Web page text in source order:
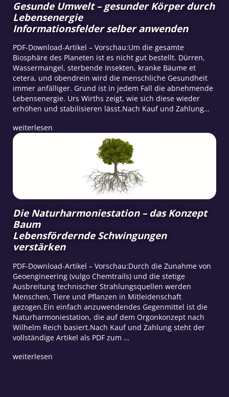
Gesunde Umwelt – gesunder Körper durch
Lebensenergie
Informationsfelder selber anwenden
PDF-Download-Artikel – Vorschau:Um die gesamte
Biosphäre des Planeten ist es nicht gut bestellt. Dürren,
Wassermangel, sterbende Insekten, kranke Bäume et
cetera, und obendrein wird die menschliche Gesundheit
immer anfälliger. Grund ist in jedem Fall die abnehmende
Lebensenergie. Urs Wirths zeigt, wie sich diese wieder
erhöhen und stabilisieren lässt.Nach Kauf und Zahlung…
weiterlesen
Die Naturharmoniestation – das Konzept
Baum
Lebensfördernde Schwingungen
verstärken
PDF-Download-Artikel – Vorschau:Durch die Zunahme von
Geoengineering (vulgo Chemtrails) und die stetige
Ausbreitung technischer Strahlungsquellen werden
Menschen, Tiere und Pflanzen in Mitleidenschaft
gezogen.Ein einfach anzuwendendes Gegenmittel ist die
Naturharmoniestation, die auf dem Orgonkonzept nach
Wilhelm Reich basiert.Nach Kauf und Zahlung steht der
vollständige Artikel als PDF zum …
weiterlesen